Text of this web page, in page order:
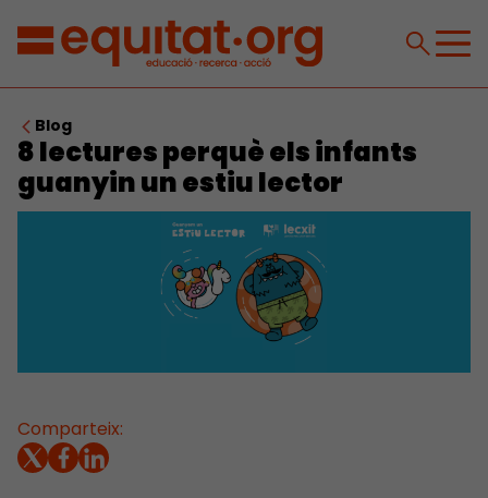
Blog
8 lectures perquè els infants
guanyin un estiu lector
Comparteix: